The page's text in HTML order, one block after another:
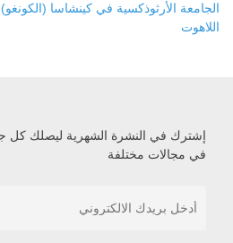
الجامعة الأرثوذكسية في كينشاسا
اللاهوت
إشترك في النشرة الشهرية ليصلك كل
في مجالات مختلفة